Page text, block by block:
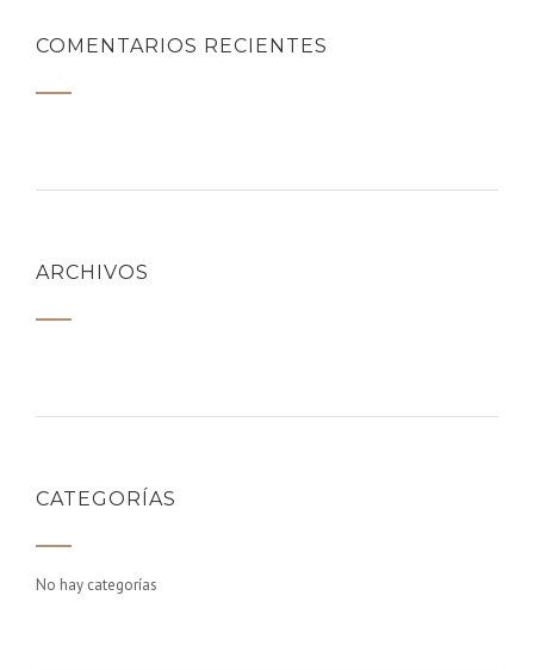
COMENTARIOS RECIENTES
ARCHIVOS
CATEGORÍAS
No hay categorías